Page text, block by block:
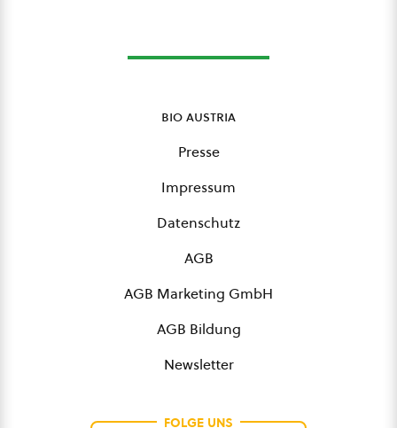
bio austria
Presse
Impressum
Datenschutz
AGB
AGB Marketing GmbH
AGB Bildung
Newsletter
FOLGE UNS